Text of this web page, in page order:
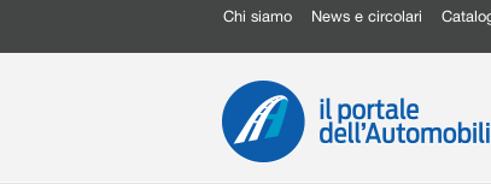
Chi siamo News e circolari